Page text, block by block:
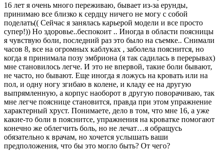
16 лет я очень много переживаю, бывает из-за ерунды,
принимаю все близко к сердцу ничего не могу с собой
поделать(( Сейчас я занялась карьерой модели и все просто
супер!)) Но здоровье..беспокоит .. Иногда в области поясницы
я чувствую боли, последний раз это было на съемке.. Снимали
часов 8, все на огромных каблуках , заболела пояснится, но
когда я принимала позу эмбриона (я так садилась в перерывах)
мне становилось легче. И это не впервой, такие боли бывают,
не часто, но бывают. Еще иногда я ложусь на кровать или на
пол, и одну ногу згибаю в колене, и кладу ее на другую
выпрямленную, а корпус наоборот в другую поворачиваю, так
мне легче пояснице становится, правда при этом упражнение
характерный хруст. Понимаете, дело в том, что мне 16, а уже
какие-то боли в пояснитсе, упражнения на кроватке помогают
конечно же облегчить боль, но не лечат…я обращусь
обязательно к врачам, но хочется услышать ваши
предположения, что бы это могло быть? От чего?